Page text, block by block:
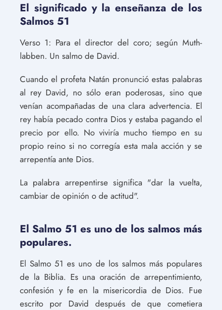
El significado y la enseñanza de los
Salmos 51
Verso 1: Para el director del coro; según Muth-
labben. Un salmo de David.
Cuando el profeta Natán pronunció estas palabras
al rey David, no sólo eran poderosas, sino que
venían acompañadas de una clara advertencia. El
rey había pecado contra Dios y estaba pagando el
precio por ello. No viviría mucho tiempo en su
propio reino si no corregía esta mala acción y se
arrepentía ante Dios.
La palabra arrepentirse significa "dar la vuelta,
cambiar de opinión o de actitud".
El Salmo 51 es uno de los salmos más
populares.
El Salmo 51 es uno de los salmos más populares
de la Biblia. Es una oración de arrepentimiento,
confesión y fe en la misericordia de Dios. Fue
escrito por David después de que cometiera